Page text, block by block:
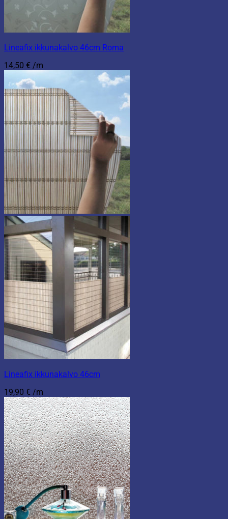
Lineafix ikkunakalvo 46cm Roma
14,50 € /m
Lineafix ikkunakalvo 46cm
19,90 € /m